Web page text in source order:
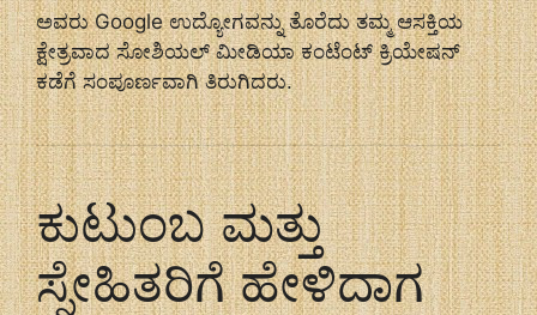
ಅವರು Google ಉದ್ಯೋಗವನ್ನು ತೊರೆದು ತಮ್ಮ ಆಸಕ್ತಿಯ
ಕ್ಷೇತ್ರವಾದ ಸೋಶಿಯಲ್ ಮೀಡಿಯಾ ಕಂಟೆಂಟ್ ಕ್ರಿಯೇಷನ್
ಕಡೆಗೆ ಸಂಪೂರ್ಣವಾಗಿ ತಿರುಗಿದರು.
ಕುಟುಂಬ ಮತ್ತು
ಸ್ನೇಹಿತರಿಗೆ ಹೇಳಿದಾಗ